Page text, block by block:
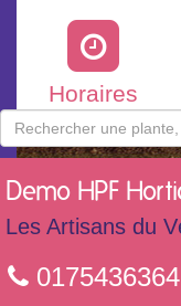
Horaires
Demo HPF
Les Artisans du
0175436364